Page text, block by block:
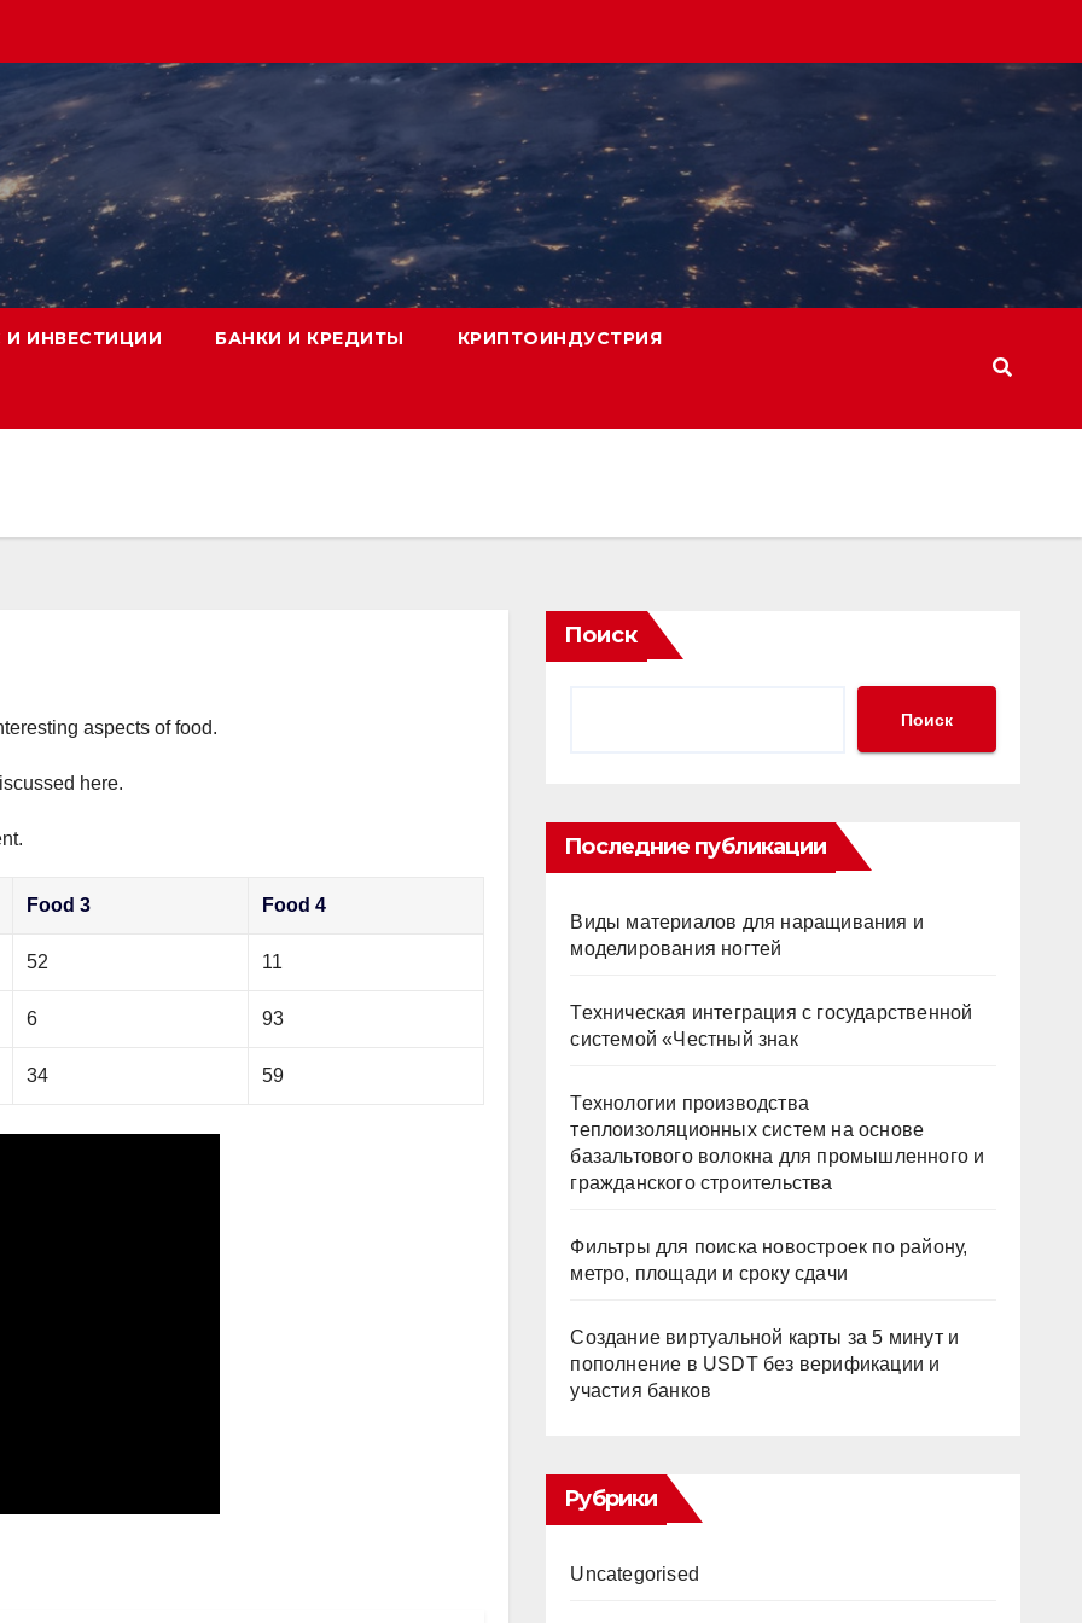
И ИНВЕСТИЦИИ БАНКИ И КРЕДИТЫ КРИПТОИНДУСТРИЯ
aspects of food.
here.
Food 3 Food 4
52 11
6 93
34 59
Поиск
Поиск
Последние публикации
Виды материалов для наращивания и
моделирования ногтей
Техническая интеграция с государственной
системой «Честный знак
Технологии производства
теплоизоляционных систем на основе
базальтового волокна для промышленного и
гражданского строительства
Фильтры для поиска новостроек по району,
метро, площади и сроку сдачи
Создание виртуальной карты за 5 минут и
пополнение в USDT без верификации и
участия банков
Рубрики
Uncategorised